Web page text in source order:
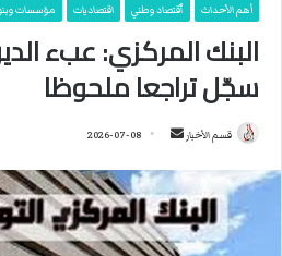
أهم الأحداث ٱقتصاد وطني اقتصاديات مؤسسات
البنك المركزي: عبء
سجّل تراجعا ملحوظا
قسم الأخبار
ل
ب
2026-07-08